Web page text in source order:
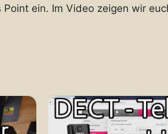
ein. Im Video zeigen wir